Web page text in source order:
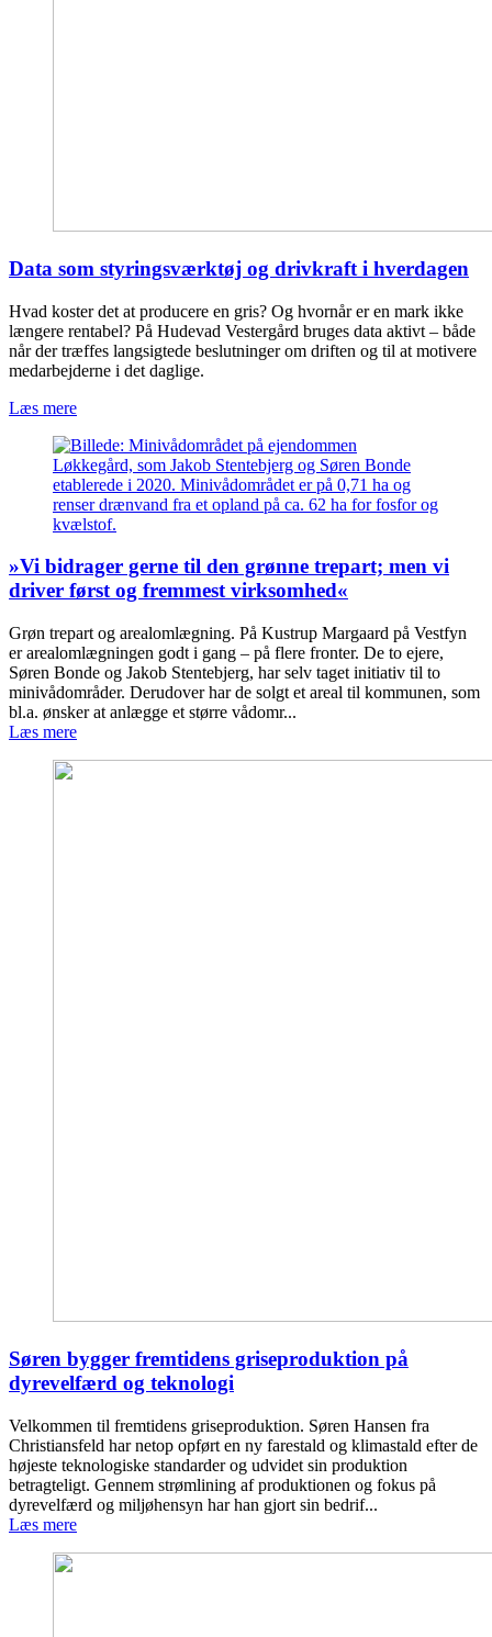
Data som styringsværktøj og drivkraft i hverdagen
Hvad koster det at producere en gris? Og hvornår er en mark ikke
længere rentabel? På Hudevad Vestergård bruges data aktivt – både
når der træffes langsigtede beslutninger om driften og til at motivere
medarbejderne i det daglige.
Læs mere
»Vi bidrager gerne til den grønne trepart; men vi
driver først og fremmest virksomhed«
Grøn trepart og arealomlægning. På Kustrup Margaard på Vestfyn
er arealomlægningen godt i gang – på flere fronter. De to ejere,
Søren Bonde og Jakob Stentebjerg, har selv taget initiativ til to
minivådområder. Derudover har de solgt et areal til kommunen, som
bl.a. ønsker at anlægge et større vådomr...
Læs mere
Søren bygger fremtidens griseproduktion på
dyrevelfærd og teknologi
Velkommen til fremtidens griseproduktion. Søren Hansen fra
Christiansfeld har netop opført en ny farestald og klimastald efter de
højeste teknologiske standarder og udvidet sin produktion
betragteligt. Gennem strømlining af produktionen og fokus på
dyrevelfærd og miljøhensyn har han gjort sin bedrif...
Læs mere